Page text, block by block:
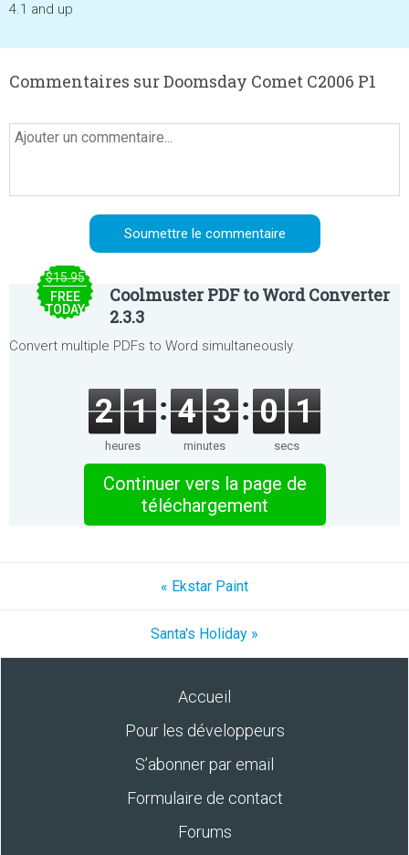
4.1 and up
Commentaires sur Doomsday Comet C2006 P1
$15.95
FREE
TODAY
Coolmuster PDF to Word Converter
2.3.3
Convert multiple PDFs to Word simultaneously.
2 1
heures
4 3
minutes
0 1
secs
Continuer vers la page de
téléchargement
« Ekstar Paint
Santa's Holiday »
Accueil
Pour les développeurs
S’abonner par email
Formulaire de contact
Forums